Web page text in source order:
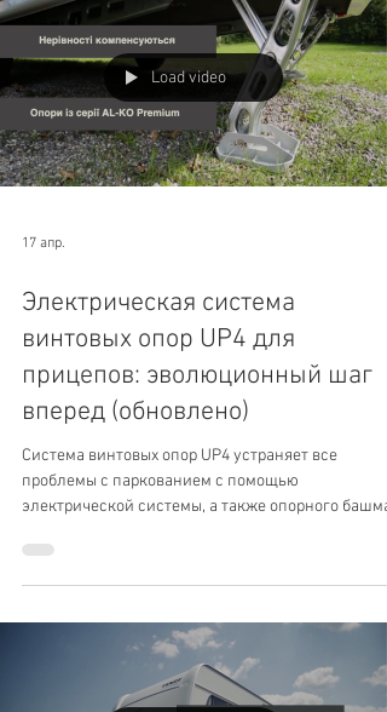
Load video
Электрическая система
винтовых опор UP4 для
прицепов: эволюционный шаг
вперед (обновлено)
проблемы с паркованием с помощью
электрической системы, а также опорного